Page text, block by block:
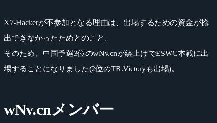
X7-Hackerが不参加となる理由は、出場するための資金が捻
出できなかったためとのこと。
そのため、中国予選3位のwNv.cnが繰上げでESWC本戦に出
場することになりました(2位のTR.Victoryも出場)。
wNv.cnメンバー